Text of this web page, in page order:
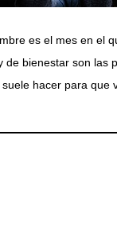
es el mes en el
bienestar son las
hacer para que